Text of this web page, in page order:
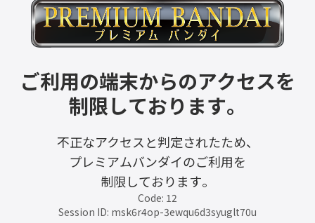
ご利用の端末からのアクセスを
制限しております。
不正なアクセスと判定されたため、
プレミアムバンダイのご利用を
制限しております。
Code: 12
Session ID: msk6r4op-3ewqu6d3syuglt70u